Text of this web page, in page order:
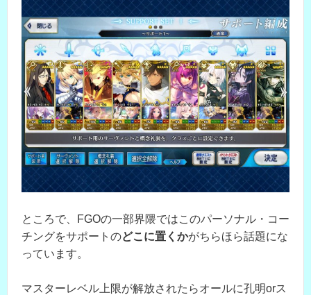
ところで、FGOの一部界隈ではこのパーソナル・コー
チングをサポートのどこに置くかがちらほら話題にな
っています。
マスターレベル上限が解放されたらオールに孔明orス